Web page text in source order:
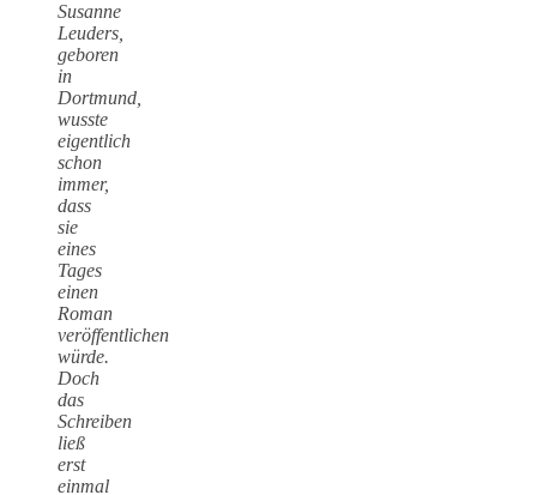
Susanne
Leuders,
geboren
in
Dortmund,
wusste
eigentlich
schon
immer,
dass
sie
eines
Tages
einen
Roman
veröffentlichen
würde.
Doch
das
Schreiben
ließ
erst
einmal